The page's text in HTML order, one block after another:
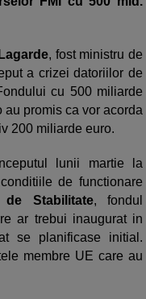
, fost ministru de
a crizei datoriilor de
cu 500 miliarde
promis ca vor acorda
200 miliarde euro.
lunii martie la
de functionare
de Stabilitate, fondul
ar trebui inaugurat in
se planificase initial.
membre UE care au